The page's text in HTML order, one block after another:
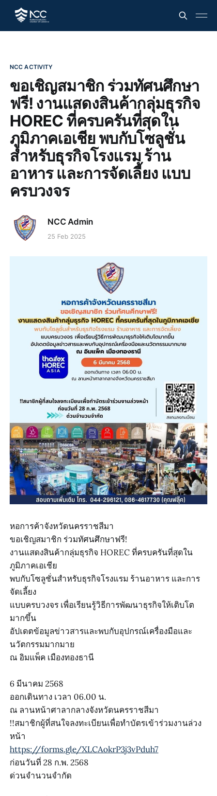
NCC ACTIVITY
ขอเชิญสมาชิก ร่วมทัศนศึกษา
ฟรี! งานแสดงสินค้ากลุ่มธุรกิจ
HOREC ที่ครบครันที่สุดใน
ภูมิภาคเอเชีย พบกับโซลูชั่น
สำหรับธุรกิจโรงแรม ร้าน
อาหาร และการจัดเลี้ยง แบบ
ครบวงจร
NCC Admin
25 Feb 2025
หอการค้าจังหวัดนครราชสีมา
ขอเชิญสมาชิก ร่วมทัศนศึกษาฟรี!
งานแสดงสินค้ากลุ่มธุรกิจ HOREC ที่ครบครันที่สุดใน
ภูมิภาคเอเชีย
พบกับโซลูชั่นสำหรับธุรกิจโรงแรม ร้านอาหาร และการ
จัดเลี้ยง
แบบครบวงจร เพื่อเรียนรู้วิธีการพัฒนาธุรกิจให้เติบโต
มากขึ้น
อัปเดตข้อมูลข่าวสารและพบกับอุปกรณ์เครื่องมือและ
นวัตกรรมมากมาย
ณ อิมแพ็ค เมืองทองธานี
6 มีนาคม 2568
ออกเดินทาง เวลา 06.00 น.
ณ ลานหน้าศาลากลางจังหวัดนครราชสีมา
!!สมาชิกผู้ที่สนใจลงทะเบียนเพื่อทำบัตรเข้าร่วมงานล่วง
หน้า
https://forms.gle/XLCAokrP3j3vPduh7
ก่อนวันที่ 28 ก.พ. 2568
ด่วนจำนวนจำกัด